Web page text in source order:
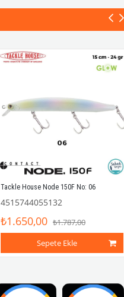
Tackle House Node 150F No: 06
4515744055132
₺1.650,00 ₺1.787,00
Sepete Ekle